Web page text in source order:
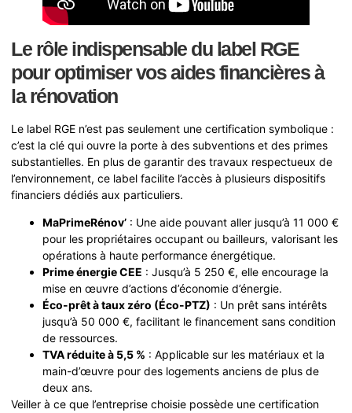
Le rôle indispensable du label RGE
pour optimiser vos aides financières à
la rénovation
Le label RGE n’est pas seulement une certification symbolique :
c’est la clé qui ouvre la porte à des subventions et des primes
substantielles. En plus de garantir des travaux respectueux de
l’environnement, ce label facilite l’accès à plusieurs dispositifs
financiers dédiés aux particuliers.
MaPrimeRénov’ : Une aide pouvant aller jusqu’à 11 000 €
pour les propriétaires occupant ou bailleurs, valorisant les
opérations à haute performance énergétique.
Prime énergie CEE : Jusqu’à 5 250 €, elle encourage la
mise en œuvre d’actions d’économie d’énergie.
Éco-prêt à taux zéro (Éco-PTZ) : Un prêt sans intérêts
jusqu’à 50 000 €, facilitant le financement sans condition
de ressources.
TVA réduite à 5,5 % : Applicable sur les matériaux et la
main-d’œuvre pour des logements anciens de plus de
deux ans.
Veiller à ce que l’entreprise choisie possède une certification